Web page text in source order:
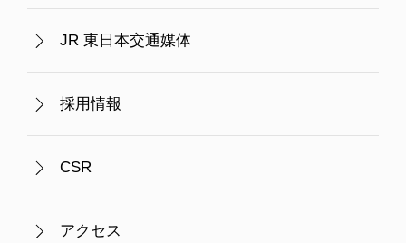
JR 東日本交通媒体
採用情報
CSR
アクセス